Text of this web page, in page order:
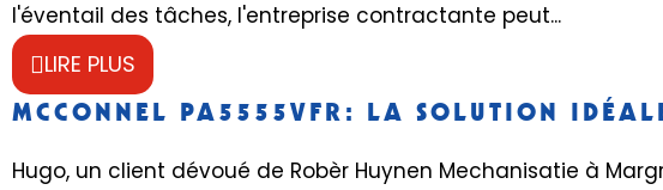
l'éventail des tâches, l'entreprise contractante peut...
LIRE PLUS
MCCONNEL PA5555VFR: LA SOLUTION
Hugo, un client dévoué de Robèr Huynen Mechanisatie à